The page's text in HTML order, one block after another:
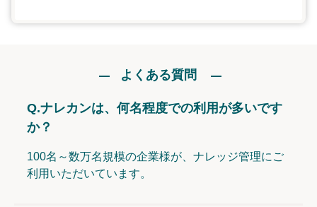
よくある質問
Q.ナレカンは、何名程度での利用が多いです
か？
100名～数万名規模の企業様が、ナレッジ管理にご
利用いただいています。